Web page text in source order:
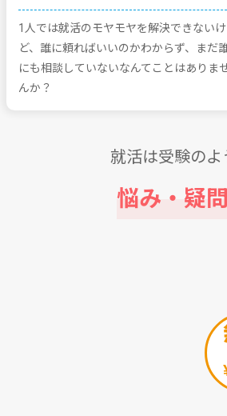
1⼈では就活のモヤモヤを解決できないけ
ど、誰に頼ればいいのかわからず、まだ
にも相談していないなんてことはありま
んか？
就活は受験の
悩み・疑